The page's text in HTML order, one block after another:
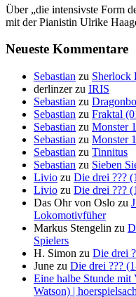
Über „die intensivste Form
mit der Pianistin Ulrike
Neueste Kommentare
Sebastian zu Sherlock
derlinzerzu IRIS
Sebastian zu
Sebastian zu Fraktal
Sebastian zu Monster
Sebastian zu Monster
Sebastian zu Tinnitus
Sebastian zu Sieben
Livio zu Die drei ???
Livio zu Die drei ???
Das Ohr von Oslo zu
Lokomotivfüher
Markus Stengelin zu
Spielers
H. Simon zu Die drei
June zu Die drei ???
Eine halbe Stunde
Watson) |